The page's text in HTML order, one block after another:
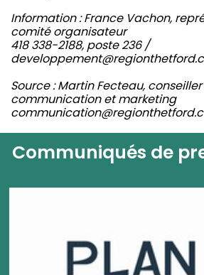
Information : France Vachon,
comité organisateur
418 338-2188, poste 236 /
Source : Martin Fecteau,
communication et marketing
Communiqués de